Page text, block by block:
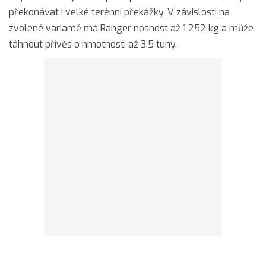
překonávat i velké terénní překážky. V závislosti na
zvolené variantě má Ranger nosnost až 1 252 kg a může
táhnout přívěs o hmotnosti až 3,5 tuny.